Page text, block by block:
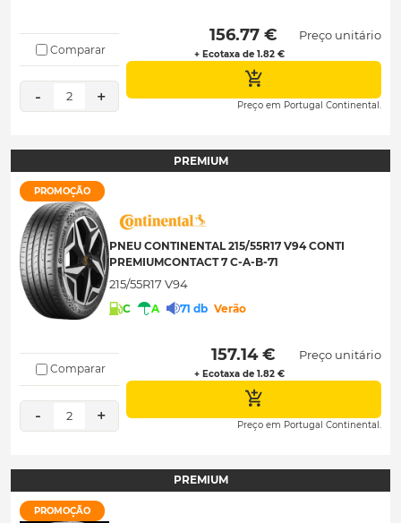
Comparar
- 2 +
156.77 €
+ Ecotaxa de 1.82 €
Preço unitário
Preço em Portugal Continental.
PREMIUM
PROMOÇÃO
PNEU CONTINENTAL 215/55R17 V94 CONTI
PREMIUMCONTACT 7 C-A-B-71
215/55R17 V94
C A 71 db Verão
Comparar
- 2 +
157.14 €
+ Ecotaxa de 1.82 €
Preço unitário
Preço em Portugal Continental.
PREMIUM
PROMOÇÃO